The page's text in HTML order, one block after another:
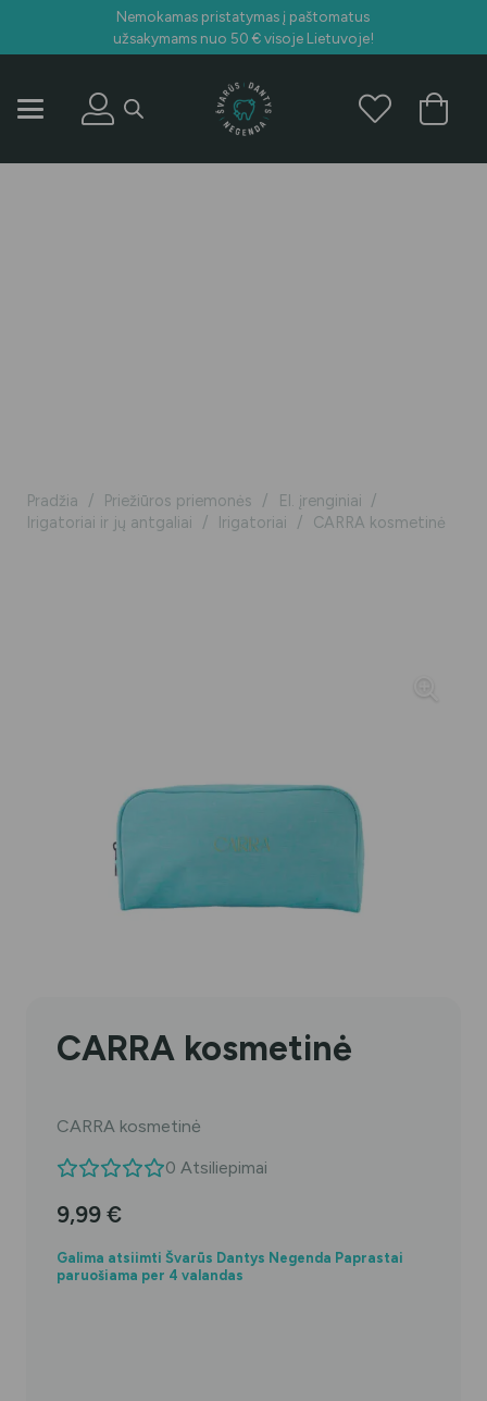
Nemokamas pristatymas į paštomatus
užsakymams nuo 50 € visoje Lietuvoje!
Pradžia / Priežiūros priemonės / El. įrenginiai /
Irigatoriai ir jų antgaliai
/ Irigatoriai / CARRA kosmetinė
CARRA kosmetinė
CARRA kosmetinė
0 Atsiliepimai
9,99 €
Galima atsiimti Švarūs Dantys Negenda Paprastai
paruošiama per 4 valandas